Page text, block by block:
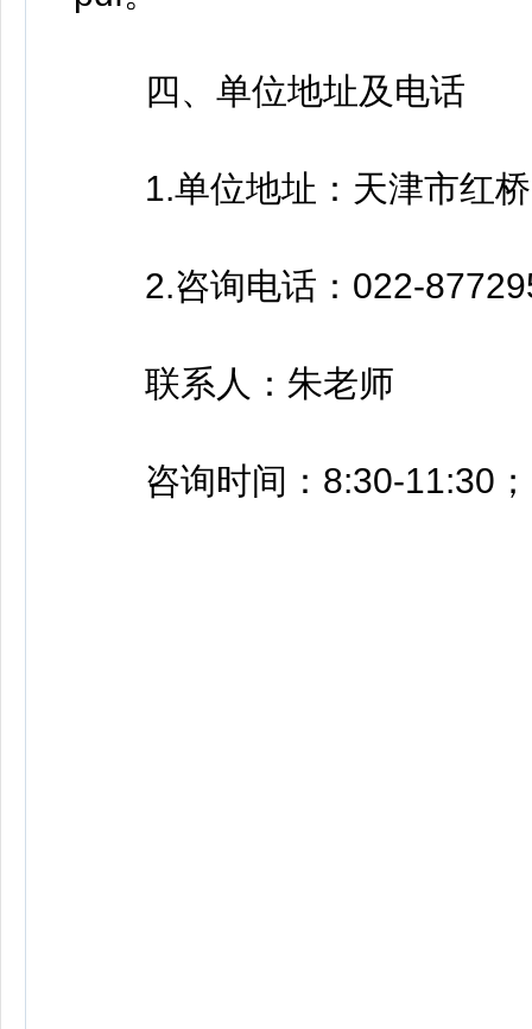
四、单位地址及电话
1.单位地址：天津市红桥
2.咨询电话：022-
联系人：朱老师
咨询时间：8:30-11:30；